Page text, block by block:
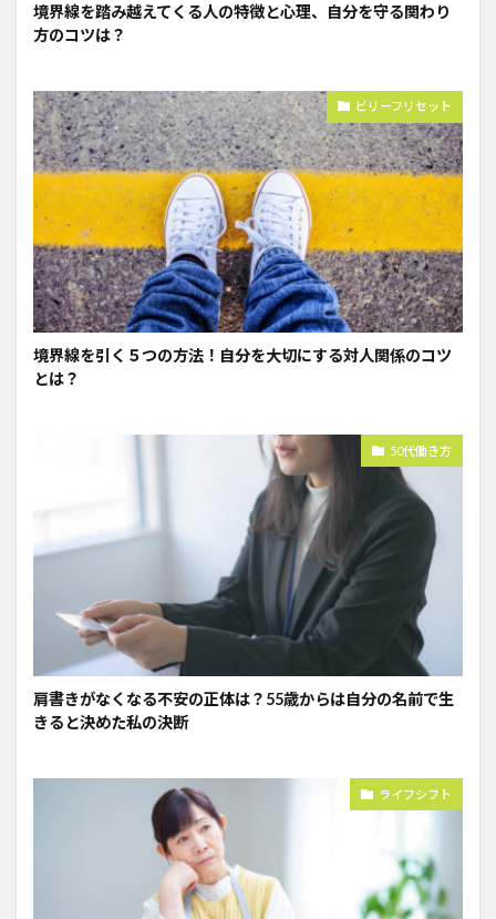
境界線を踏み越えてくる人の特徴と心理、自分を守る関わり
方のコツは？
ビリーフリセット
境界線を引く５つの方法！自分を大切にする対人関係のコツ
とは？
50代働き方
肩書きがなくなる不安の正体は？55歳からは自分の名前で生
きると決めた私の決断
ライフシフト